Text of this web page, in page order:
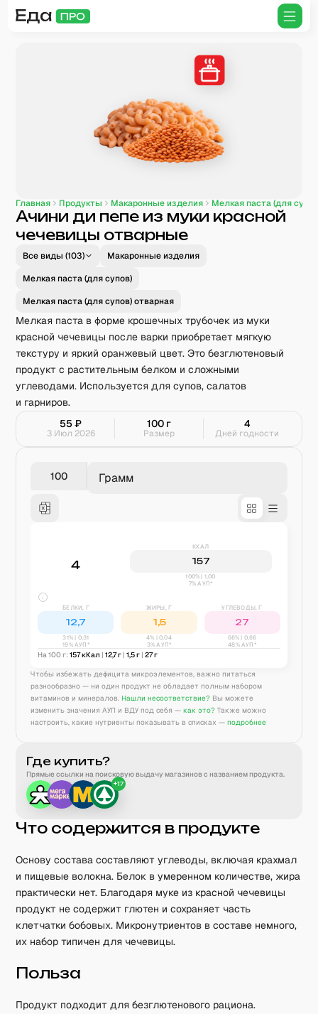
Главная Продукты Макаронные изделия Мелкая паста (для
Ачини ди пепе из муки красной
чечевицы отварные
Все виды (103)
Макаронные изделия
Мелкая паста (для супов)
Мелкая паста (для супов) отварная
Мелкая паста в форме крошечных трубочек из муки
красной чечевицы после варки приобретает мягкую
текстуру и яркий оранжевый цвет. Это безглютеновый
продукт с растительным белком и сложными
углеводами. Используется для супов, салатов
и гарниров.
55₽
3 Июл 2026
100 г
Размер
4
Дней годности
Грамм
4
ККАЛ
157
100% | 1,00
7% АУП*
БЕЛКИ, Г
12,7
31% | 0,31
19% АУП*
ЖИРЫ, Г
1,5
4% |0,04
3% АУП*
УГЛЕВОДЫ, Г
27
66% | 0,66
48% АУП*
На 100 г: 157кКал | 12,7г | 1,5г | 27г
Чтобы избежать дефицита микроэлементов, важно питаться
разнообразно — ни один продукт не обладает полным набором
витаминов и минералов. Нашли несоответствие? Вы можете
изменить значения АУП и ВДУ под себя — как это? Также можно
настроить, какие нутриенты показывать в списках — подробнее
Где купить?
Прямые ссылки на поисковую выдачу магазинов с названием продукта.
+17
Что содержится в продукте
Основу состава составляют углеводы, включая крахмал
и пищевые волокна. Белок в умеренном количестве, жира
практически нет. Благодаря муке из красной чечевицы
продукт не содержит глютен и сохраняет часть
клетчатки бобовых. Микронутриентов в составе немного,
их набор типичен для чечевицы.
Польза
Продукт подходит для безглютенового рациона.